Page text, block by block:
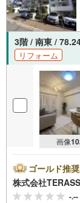
3階 / 南東 /
リフォーム
画像10
ゴールド推
株式会社TERASS
-.--